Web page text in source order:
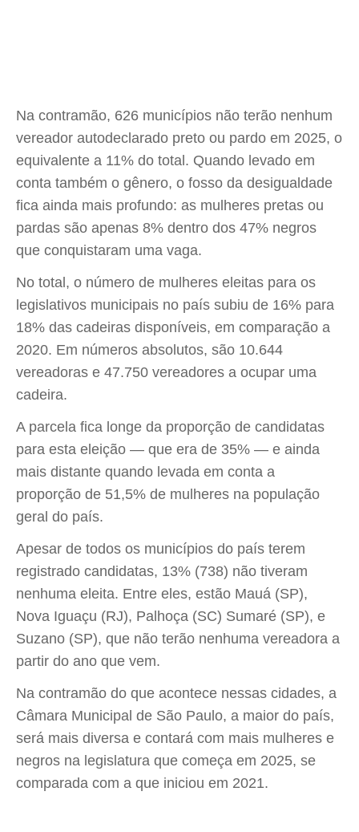
Na contramão, 626 municípios não terão nenhum
vereador autodeclarado preto ou pardo em 2025, o
equivalente a 11% do total. Quando levado em
conta também o gênero, o fosso da desigualdade
fica ainda mais profundo: as mulheres pretas ou
pardas são apenas 8% dentro dos 47% negros
que conquistaram uma vaga.
No total, o número de mulheres eleitas para os
legislativos municipais no país subiu de 16% para
18% das cadeiras disponíveis, em comparação a
2020. Em números absolutos, são 10.644
vereadoras e 47.750 vereadores a ocupar uma
cadeira.
A parcela fica longe da proporção de candidatas
para esta eleição — que era de 35% — e ainda
mais distante quando levada em conta a
proporção de 51,5% de mulheres na população
geral do país.
Apesar de todos os municípios do país terem
registrado candidatas, 13% (738) não tiveram
nenhuma eleita. Entre eles, estão Mauá (SP),
Nova Iguaçu (RJ), Palhoça (SC) Sumaré (SP), e
Suzano (SP), que não terão nenhuma vereadora a
partir do ano que vem.
Na contramão do que acontece nessas cidades, a
Câmara Municipal de São Paulo, a maior do país,
será mais diversa e contará com mais mulheres e
negros na legislatura que começa em 2025, se
comparada com a que iniciou em 2021.